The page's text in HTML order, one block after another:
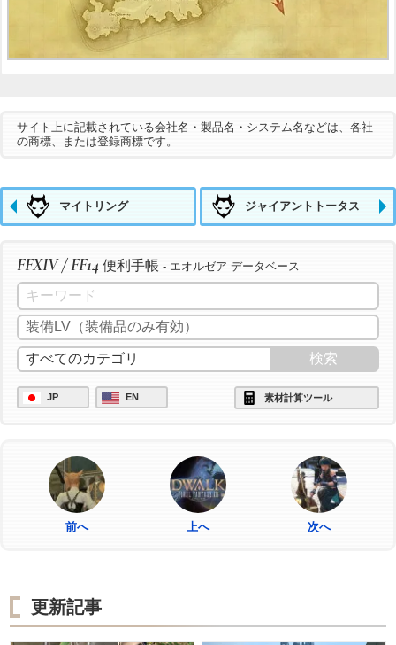
サイト上に記載されている会社名・製品名・システム名などは、各社
の商標、または登録商標です。
マイトリング ジャイアントトータス
FFXIV / FF14 便利手帳 - エオルゼア データベース
JP EN 素材計算ツール
前へ 上へ 次へ
更新記事